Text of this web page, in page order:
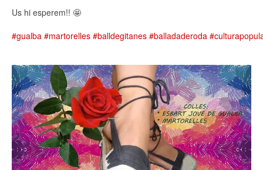
Us hi esperem!! 🤩
#gualba #martorelles #balldegitanes #balladaderoda